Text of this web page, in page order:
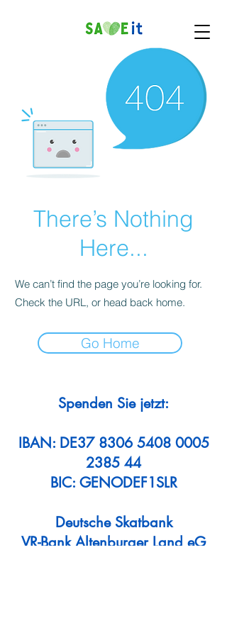
There’s Nothing
Here...
We can’t find the page you’re looking for.
Check the URL, or head back home.
Go Home
Spenden Sie jetzt:
IBAN: DE37 8306 5408 0005
2385 44
BIC: GENODEF1SLR
Deutsche Skatbank
VR-Bank Altenburger Land eG